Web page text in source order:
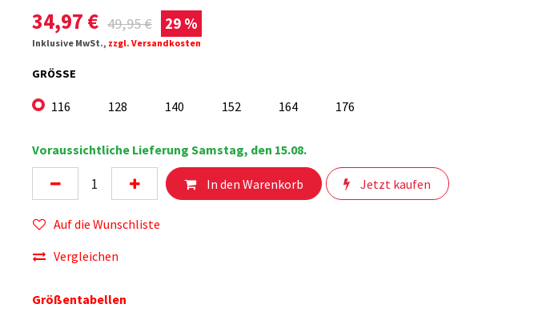
34,97 € 49,95€ 29 %
Inklusive MwSt., zzgl. Versandkosten
GRÖSSE
116 128 140 152 164 176
Voraussichtliche Lieferung Samstag, den 15.08.
In den Warenkorb Jetzt kaufen
Auf die Wunschliste
Vergleichen
Größentabellen